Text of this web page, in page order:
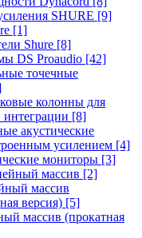
SHURE [9]
[1]
Shure [8]
DS Proaudio [42]
точечные
колонны для
интеграции [8]
акустические
усилением [4]
мониторы [3]
массив [2]
массив
версия) [5]
массив (прокатная